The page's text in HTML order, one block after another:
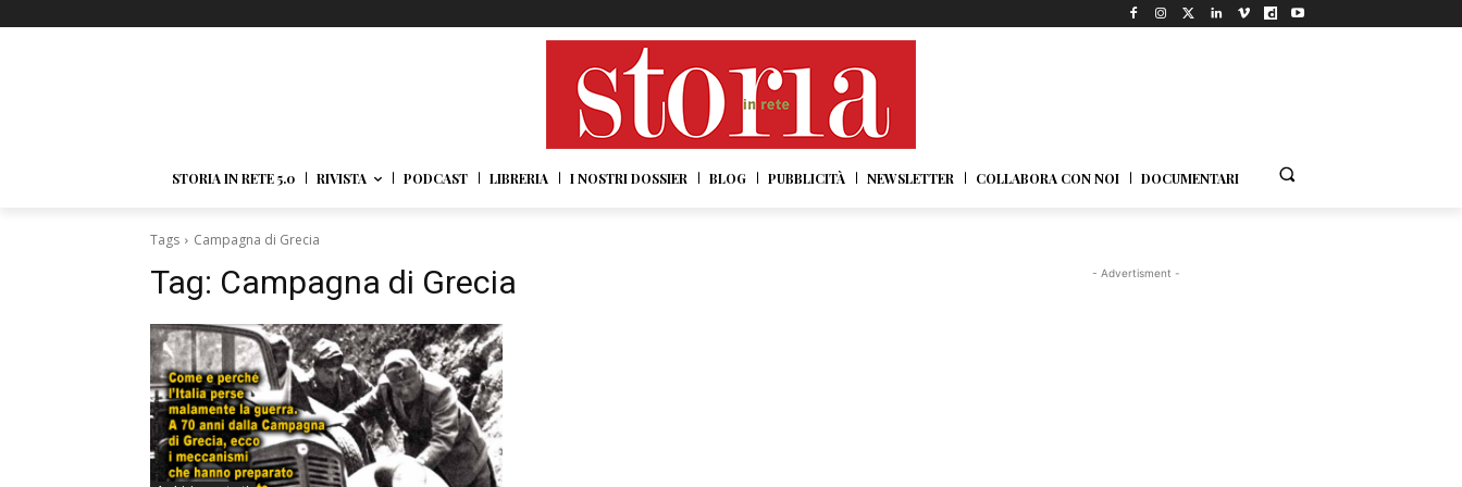
STORIA IN RETE 5.0 RIVISTA PODCAST LIBRERIA I NOSTRI DOSSIER BLOG PUBBLICITÀ NEWSLETTER COLLABORA CON NOI DOCUMENTARI
Tags Campagna di Grecia
Tag: Campagna di Grecia - Advertisment -